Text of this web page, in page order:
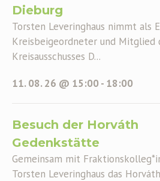
Dieburg
Torsten Leveringhaus nimmt als
Kreisbeigeordneter und Mitglied
Kreisausschusses D...
11. 08. 26 @ 15:00- 18:00
Besuch der Horváth
Gedenkstätte
Gemeinsam mit
Torsten Leveringhaus das